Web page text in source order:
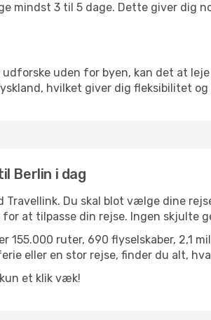
mindst 3 til 5 dage. Dette giver dig
uden for byen, kan det at
hvilket giver dig fleksibilitet
Berlin i dag
Travellink. Du skal blot vælge dine
at tilpasse din rejse. Ingen skjulte
155.000 ruter, 690 flyselskaber, 2,1
eller en stor rejse, finder du alt,
et klik væk!